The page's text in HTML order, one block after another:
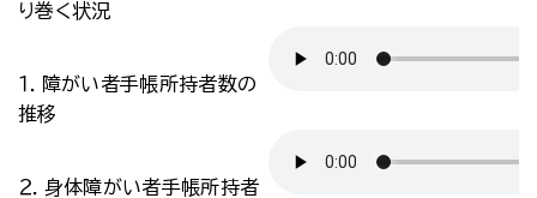
り巻く状況
１．障がい者手帳所持者数の
推移
２．身体障がい者手帳所持者